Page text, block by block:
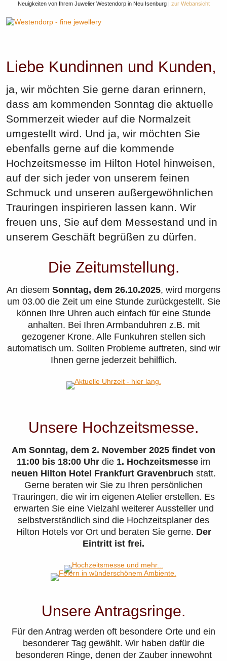
Neuigkeiten von Ihrem Juwelier Westendorp in Neu Isenburg | zur Webansicht
Liebe Kundinnen und Kunden,
ja, wir möchten Sie gerne daran erinnern,
dass am kommenden Sonntag die aktuelle
Sommerzeit wieder auf die Normalzeit
umgestellt wird. Und ja, wir möchten Sie
ebenfalls gerne auf die kommende
Hochzeitsmesse im Hilton Hotel hinweisen,
auf der sich jeder von unserem feinen
Schmuck und unseren außergewöhnlichen
Trauringen inspirieren lassen kann. Wir
freuen uns, Sie auf dem Messestand und in
unserem Geschäft begrüßen zu dürfen.
Die Zeitumstellung.
An diesem Sonntag, dem 26.10.2025, wird morgens
um 03.00 die Zeit um eine Stunde zurückgestellt. Sie
können Ihre Uhren auch einfach für eine Stunde
anhalten. Bei Ihren Armbanduhren z.B. mit
gezogener Krone. Alle Funkuhren stellen sich
automatisch um. Sollten Probleme auftreten, sind wir
Ihnen gerne jederzeit behilflich.
Unsere Hochzeitsmesse.
Am Sonntag, dem 2. November 2025 findet von
11:00 bis 18:00 Uhr die 1. Hochzeitsmesse im
neuen Hilton Hotel Frankfurt Gravenbruch statt.
Gerne beraten wir Sie zu Ihren persönlichen
Trauringen, die wir im eigenen Atelier erstellen. Es
erwarten Sie eine Vielzahl weiterer Aussteller und
selbstverständlich sind die Hochzeitsplaner des
Hilton Hotels vor Ort und beraten Sie gerne. Der
Eintritt ist frei.
Unsere Antragsringe.
Für den Antrag werden oft besondere Orte und ein
besonderer Tag gewählt. Wir haben dafür die
besonderen Ringe, denen der Zauber innewohnt